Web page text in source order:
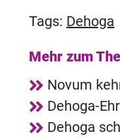
Tags: Dehoga
Mehr zum
Novum
Dehoga-
Dehoga